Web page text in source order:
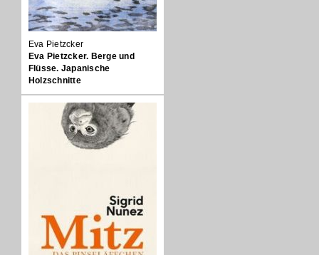
Eva Pietzcker
Eva Pietzcker. Berge und
Flüsse. Japanische
Holzschnitte